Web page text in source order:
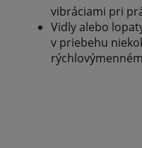
vibráciami pri
Vidly alebo
v priebehu